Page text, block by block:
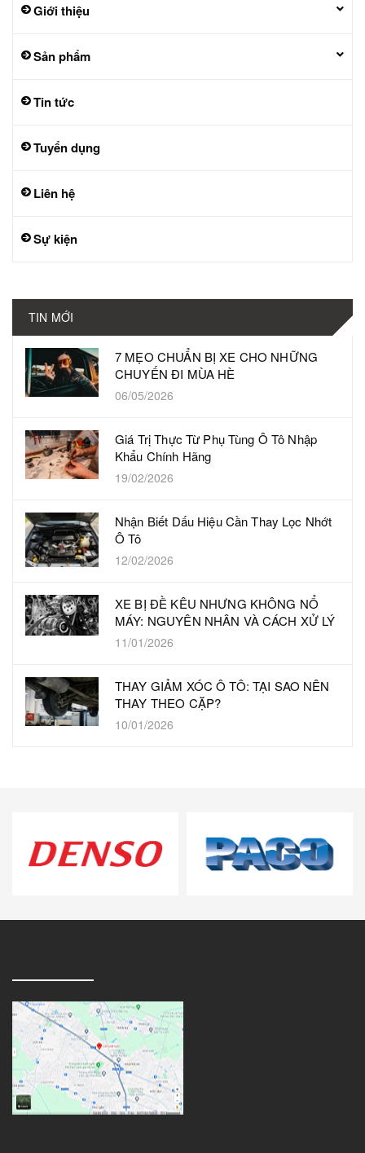
Giới thiệu
Sản phẩm
Tin tức
Tuyển dụng
Liên hệ
Sự kiện
TIN MỚI
7 MẸO CHUẨN BỊ XE CHO NHỮNG
CHUYẾN ĐI MÙA HÈ
06/05/2026
Giá Trị Thực Từ Phụ Tùng Ô Tô Nhập
Khẩu Chính Hãng
19/02/2026
Nhận Biết Dấu Hiệu Cần Thay Lọc Nhớt
Ô Tô
12/02/2026
XE BỊ ĐỀ KÊU NHƯNG KHÔNG NỔ
MÁY: NGUYÊN NHÂN VÀ CÁCH XỬ LÝ
11/01/2026
THAY GIẢM XÓC Ô TÔ: TẠI SAO NÊN
THAY THEO CẶP?
10/01/2026